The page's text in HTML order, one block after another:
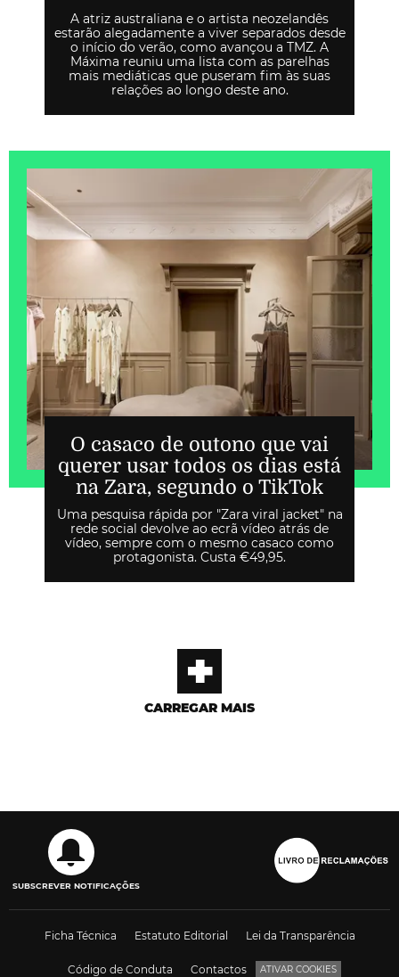
A atriz australiana e o artista neozelandês
estarão alegadamente a viver separados desde
o início do verão, como avançou a TMZ. A
Máxima reuniu uma lista com as parelhas
mais mediáticas que puseram fim às suas
relações ao longo deste ano.
O casaco de outono que vai
querer usar todos os dias está
na Zara, segundo o TikTok
Uma pesquisa rápida por "Zara viral jacket" na
rede social devolve ao ecrã vídeo atrás de
vídeo, sempre com o mesmo casaco como
protagonista. Custa €49,95.
+
CARREGAR MAIS
SUBSCREVER NOTIFICAÇÕES
Ficha Técnica Estatuto Editorial Lei da Transparência
Código de Conduta Contactos ATIVAR COOKIES